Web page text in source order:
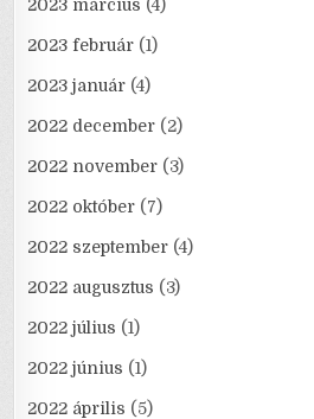
2023 március (4)
2023 február (1)
2023 január (4)
2022 december (2)
2022 november (3)
2022 október (7)
2022 szeptember (4)
2022 augusztus (3)
2022 július (1)
2022 június (1)
2022 április (5)